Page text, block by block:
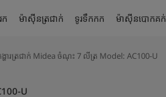
ក ម៉ាស៊ីនត្រជាក់ ទូរទឹកកក ម៉ាស៊ីនបោកគក់
ង្ហារត្រជាក់ Midea ចំណុះ 7 លីត្រ Model: AC100-U
U